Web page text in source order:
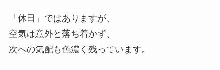
「休日」 ではありますが、
空気は意外と落ち着かず、
次への気配も色濃く残っています。